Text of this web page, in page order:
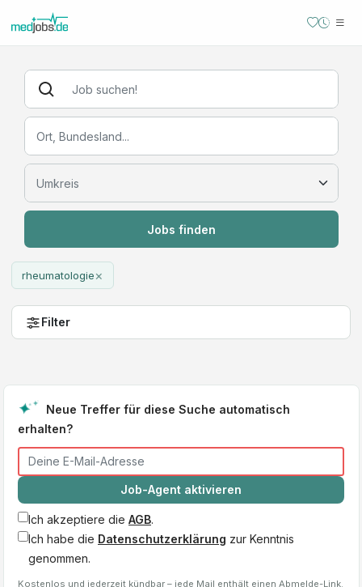
Jobs finden
rheumatologie×
Filter
Neue Treffer für diese Suche automatisch
erhalten?
Job-Agent aktivieren
Ich akzeptiere die AGB.
Ich habe die Datenschutzerklärung zur Kenntnis
genommen.
Kostenlos und jederzeit kündbar – jede Mail enthält einen Abmelde-Link.